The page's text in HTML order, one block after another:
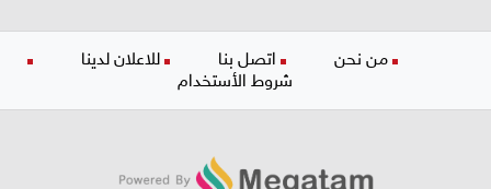
من نحن اتصل بنا
للاعلان لدينا
شروط الأستخدام